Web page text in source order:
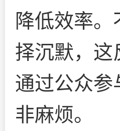
降低效率
择沉默，这
通过公众参
非麻烦。